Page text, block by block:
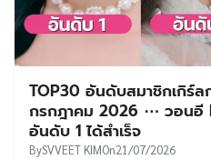
TOP30 อันดับสมาชิกเกิร์ล
กรกฎาคม 2026 ⋯ วอนอี
อันดับ 1 ได้สำเร็จ
BySVVEET KIMOn21/07/2026